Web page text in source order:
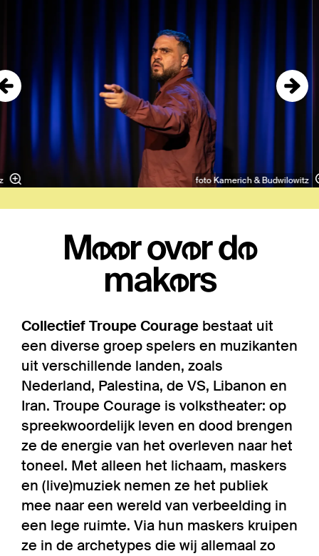
foto Kamerich & Budwilowitz
Meer over de
makers
Collectief Troupe Courage bestaat uit
een diverse groep spelers en muzikanten
uit verschillende landen, zoals
Nederland, Palestina, de VS, Libanon en
Iran. Troupe Courage is volkstheater: op
spreekwoordelijk leven en dood brengen
ze de energie van het overleven naar het
toneel. Met alleen het lichaam, maskers
en (live)muziek nemen ze het publiek
mee naar een wereld van verbeelding in
een lege ruimte. Via hun maskers kruipen
ze in de archetypes die wij allemaal zo